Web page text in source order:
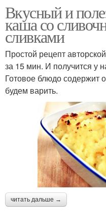
Вкусный и
каша со
сливками
Простой рецепт
за 15 мин. И получится у
Готовое блюдо содержит
будем варить.
читать дальше →